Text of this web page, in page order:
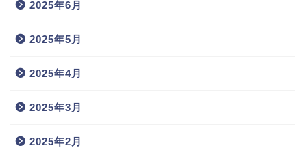
2025年6月
2025年5月
2025年4月
2025年3月
2025年2月